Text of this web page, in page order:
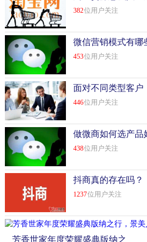
你会吗
382位用户关注
微信营销模式有哪
销模式分析
453位用户关注
面对不同类型客户
定？
446位用户关注
做微商如何选产品
么产品比较好?
438位用户关注
抖商真的存在吗？
1237位用户关注
芳香世家年度荣耀盛典版纳之